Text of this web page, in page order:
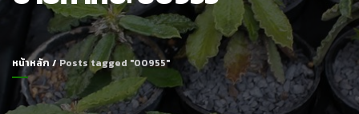
หน้าหลัก/Posts tagged "00955"